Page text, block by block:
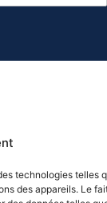
technologies telles
des appareils. Le